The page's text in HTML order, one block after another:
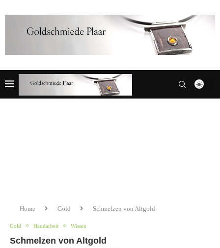
Home Gold Schmelzen von Altgold
Gold Handarbeit Wissen
Schmelzen von Altgold